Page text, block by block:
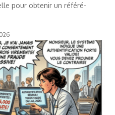
pour obtenir un référé-